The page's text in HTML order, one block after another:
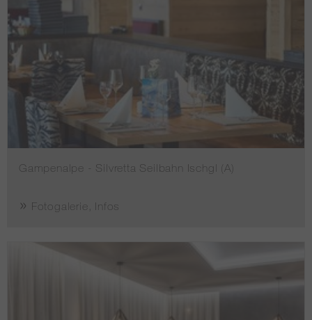
Gampenalpe - Silvretta Seilbahn Ischgl (A)
Fotogalerie, Infos